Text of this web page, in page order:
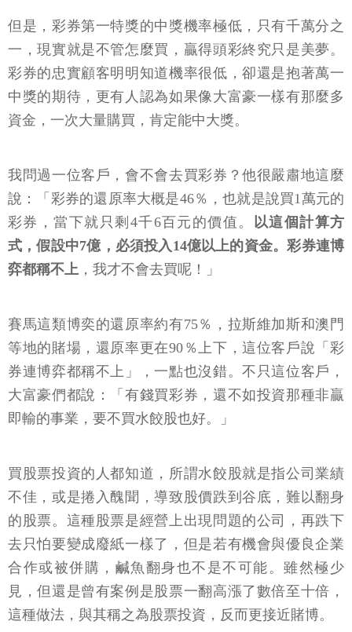
但是，彩券第一特獎的中獎機率極低，只有千萬分之
一，現實就是不管怎麼買，贏得頭彩終究只是美夢。
彩券的忠實顧客明明知道機率很低，卻還是抱著萬一
中獎的期待，更有人認為如果像大富豪一樣有那麼多
資金，一次大量購買，肯定能中大獎。
我問過一位客戶，會不會去買彩券？他很嚴肅地這麼
說：「彩券的還原率大概是46％，也就是說買1萬元的
彩券，當下就只剩4千6百元的價值。
以這個計算方
式，假設中7億，必須投入14億以上的資金。彩券連博
弈都稱不上 ，我才不會去買呢！」
賽馬這類博奕的還原率約有75％，拉斯維加斯和澳門
等地的賭場，還原率更在90％上下，這位客戶說「彩
券連博弈都稱不上」，一點也沒錯。不只這位客戶，
大富豪們都說：「有錢買彩券，還不如投資那種非贏
即輸的事業，要不買水餃股也好。」
買股票投資的人都知道，所謂水餃股就是指公司業績
不佳，或是捲入醜聞，導致股價跌到谷底，難以翻身
的股票。這種股票是經營上出現問題的公司，再跌下
去只怕要變成廢紙一樣了，但是若有機會與優良企業
合作或被併購，鹹魚翻身也不是不可能。雖然極少
見，但還是曾有案例是股票一翻高漲了數倍至十倍，
這種做法，與其稱之為股票投資，反而更接近賭博。